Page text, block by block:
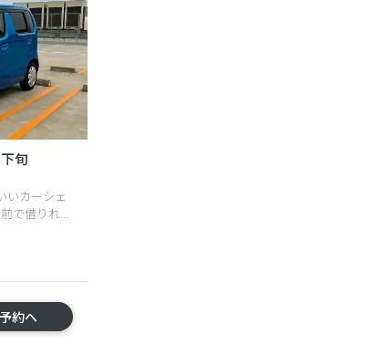
旬
いカーシェ
で借りれ...
予約へ